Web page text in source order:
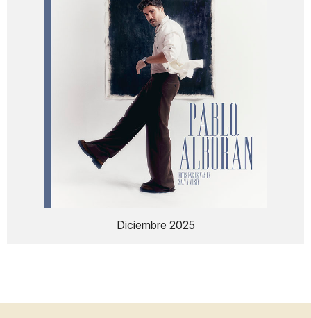
Diciembre 2025